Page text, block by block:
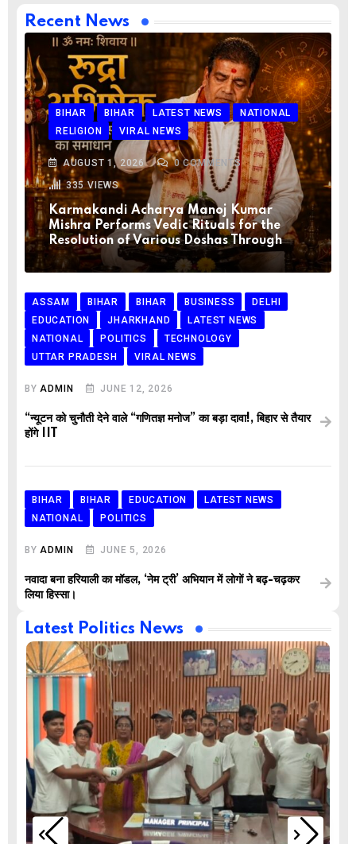
Recent News
BIHAR BIHAR LATEST NEWS
NATIONAL
RELIGION
VIRAL NEWS
AUGUST 1, 2026 0COMMENTS
335 VIEWS
Karmakandi Acharya Manoj Kumar
Mishra Performs Vedic Rituals for the
Resolution of Various Doshas Through
ASSAM BIHAR BIHAR BUSINESS
DELHI
EDUCATION
JHARKHAND
LATEST NEWS
NATIONAL
POLITICS
TECHNOLOGY
UTTAR PRADESH
VIRAL NEWS
BY ADMIN JUNE 12, 2026
“न्यूटन को चुनौती देने वाले “गणितज्ञ मनोज” का बड़ा दावा!, बिहार से तैयार
होंगे IIT
BIHAR BIHAR EDUCATION
LATEST NEWS
NATIONAL
POLITICS
BY ADMIN JUNE 5, 2026
नवादा बना हरियाली का मॉडल, ‘नेम ट्री’ अभियान में लोगों ने बढ़-चढ़कर
लिया हिस्सा।
Latest Politics News